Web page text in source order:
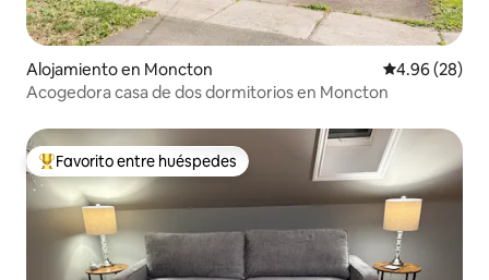
Alojamiento en Moncton Calificación
4.96 (28)
Acogedora casa de dos dormitorios en Moncton
Favorito entre huéspedes preferido
Favorito entre huéspedes